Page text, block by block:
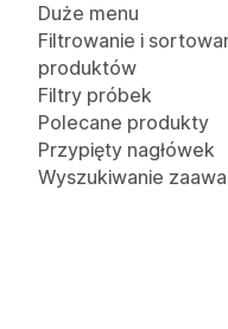
Duże menu
Filtrowanie i
produktów
Filtry próbek
Polecane produkty
Przypięty nagłówek
Wyszukiwanie